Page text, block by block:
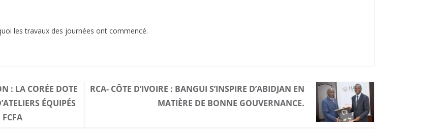
les travaux des journées ont commencé.
: LA CORÉE DOTE
ÉQUIPÉS
RCA- CÔTE D’IVOIRE : BANGUI S’INSPIRE D’ABIDJAN EN
MATIÈRE DE BONNE GOUVERNANCE.